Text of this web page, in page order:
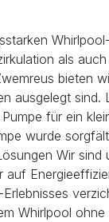
als
bieten
ausgelegt
für ein
wurde
Wir
auf
Whirlpool